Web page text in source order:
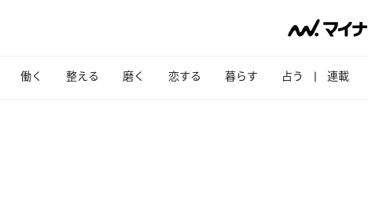
働く 整える 磨く 恋する 暮らす 占う 連載